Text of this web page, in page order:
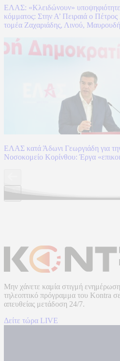
ΕΛΑΣ: «Κλειδώνουν»
κόμματος: Στην Α’ Πειραιά ο
τομέα Ζαχαριάδης, Λινού,
ΕΛΑΣ κατά Άδωνι Γεωργιάδη για
Νοσοκομείο Κορίνθου: Έργα
Μην χάνετε καμία στιγμή
τηλεοπτικό πρόγραμμα του Kontra σε
απευθείας μετάδοση 24/7.
Δείτε τώρα LIVE